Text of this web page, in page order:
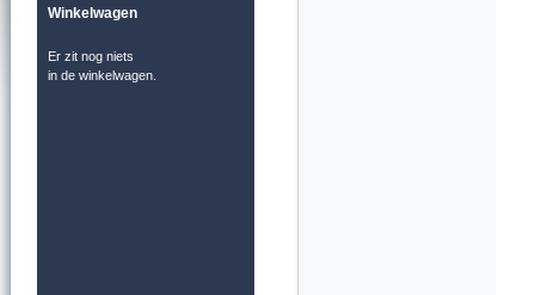
Winkelwagen
Er zit nog niets
in de winkelwagen.